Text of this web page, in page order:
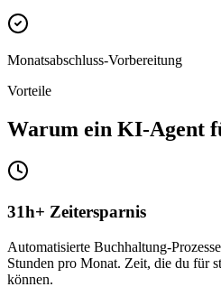
Monatsabschluss-Vorbereitung
Vorteile
Warum ein KI-Agent
31h+ Zeitersparnis
Automatisierte Buchhaltung-
Stunden pro Monat. Zeit, die du für
können.